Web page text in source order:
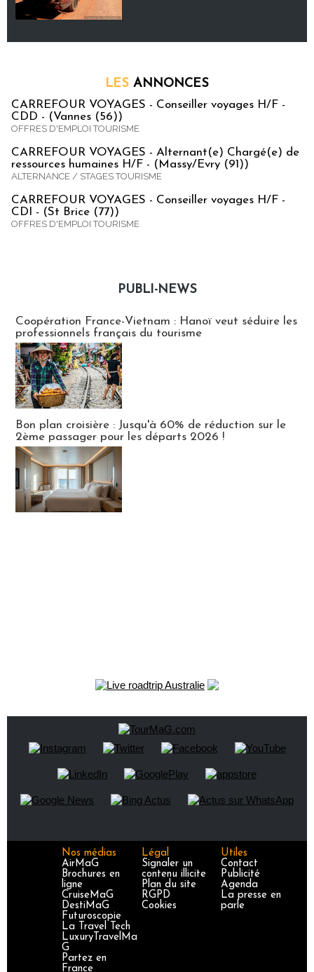
LES ANNONCES
CARREFOUR VOYAGES - Conseiller voyages H/F -
CDD - (Vannes (56))
OFFRES D'EMPLOI TOURISME
CARREFOUR VOYAGES - Alternant(e) Chargé(e) de
ressources humaines H/F - (Massy/Evry (91))
ALTERNANCE / STAGES TOURISME
CARREFOUR VOYAGES - Conseiller voyages H/F -
CDI - (St Brice (77))
OFFRES D'EMPLOI TOURISME
PUBLI-NEWS
Coopération France-Vietnam : Hanoï veut séduire les
professionnels français du tourisme
Bon plan croisière : Jusqu'à 60% de réduction sur le
2ème passager pour les départs 2026 !
Nos médias
AirMaG
Brochures en
ligne
CruiseMaG
DestiMaG
Futuroscopie
La Travel Tech
LuxuryTravelMa
G
Partez en
France
Légal
Signaler un
contenu illicite
Plan du site
RGPD
Cookies
Utiles
Contact
Publicité
Agenda
La presse en
parle